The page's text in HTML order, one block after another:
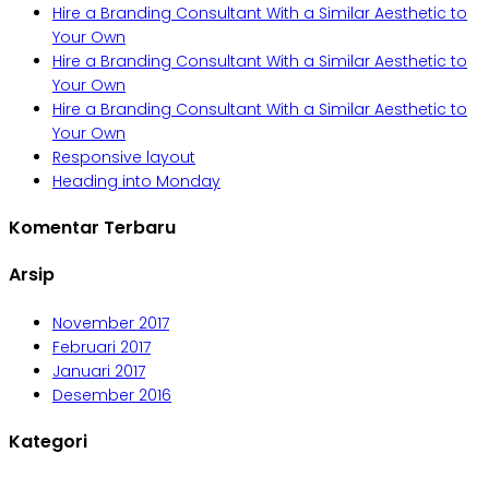
Hire a Branding Consultant With a Similar Aesthetic to
Your Own
Hire a Branding Consultant With a Similar Aesthetic to
Your Own
Hire a Branding Consultant With a Similar Aesthetic to
Your Own
Responsive layout
Heading into Monday
Komentar Terbaru
Arsip
November 2017
Februari 2017
Januari 2017
Desember 2016
Kategori